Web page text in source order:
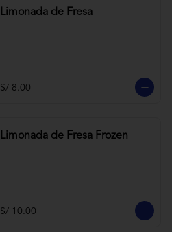
Limonada de Fresa
S/ 8.00
Limonada de Fresa Frozen
S/ 10.00